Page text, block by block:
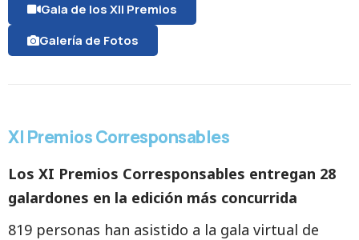
Gala de los XII Premios
Galería de Fotos
XI Premios Corresponsables
Los XI Premios Corresponsables entregan 28
galardones en la edición más concurrida
819 personas han asistido a la gala virtual de